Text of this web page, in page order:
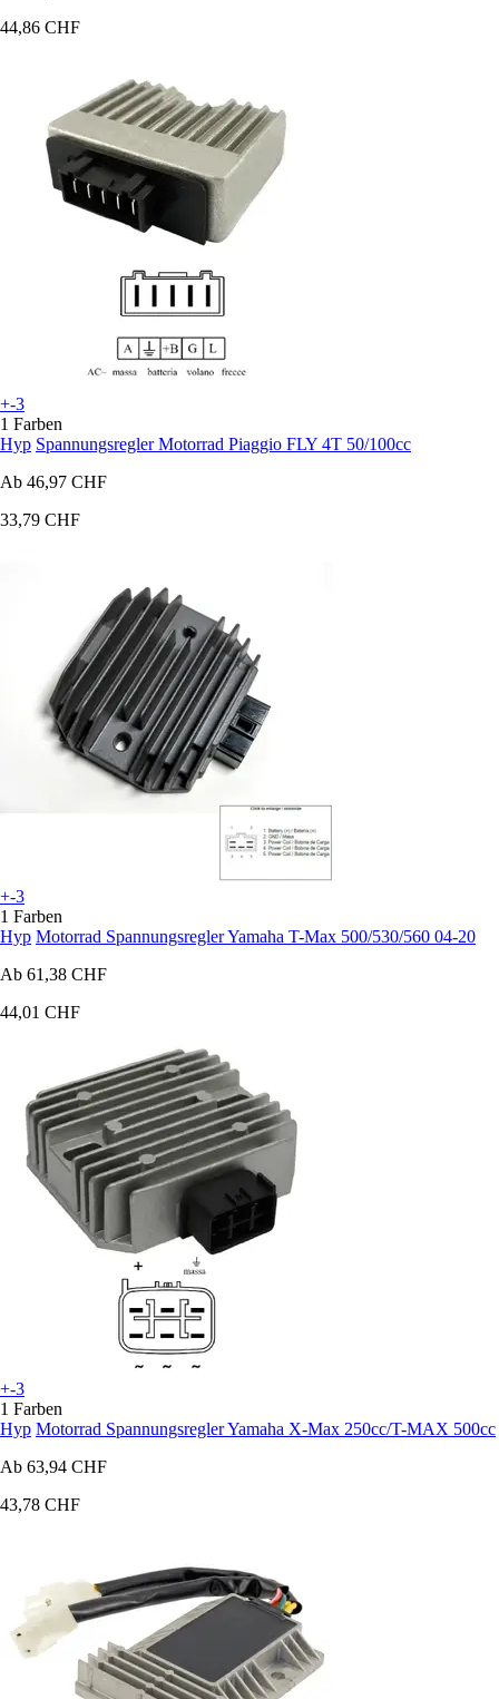
44,86 CHF
+-3
1 Farben
Hyp Spannungsregler Motorrad Piaggio FLY 4T 50/100cc
Ab 46,97 CHF
33,79 CHF
+-3
1 Farben
Hyp Motorrad Spannungsregler Yamaha T-Max 500/530/560 04-20
Ab 61,38 CHF
44,01 CHF
+-3
1 Farben
Hyp Motorrad Spannungsregler Yamaha X-Max 250cc/T-MAX 500cc
Ab 63,94 CHF
43,78 CHF